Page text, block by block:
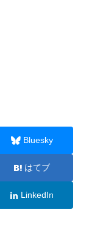
Bluesky
はてブ
LinkedIn